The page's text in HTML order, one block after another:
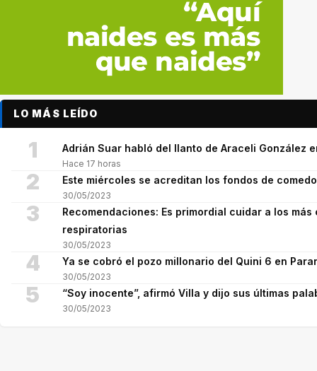
LO MÁS LEÍDO
1 Adrián Suar habló del llanto de Araceli González
Hace 17 horas
2 Este miércoles se acreditan los fondos de
30/05/2023
3
Recomendaciones: Es primordial cuidar a los
respiratorias
30/05/2023
4 Ya se cobró el pozo millonario del Quini 6 en
30/05/2023
5 “Soy inocente”, afirmó Villa y dijo sus últimas
30/05/2023